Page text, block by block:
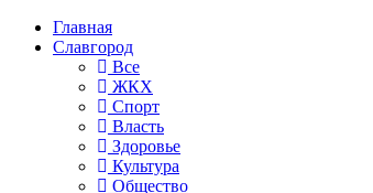
Главная
Славгород
Все
ЖКХ
Спорт
Власть
Здоровье
Культура
Общество